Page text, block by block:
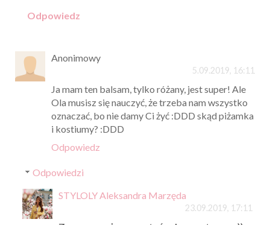
Odpowiedz
Anonimowy
5.09.2019, 16:11
Ja mam ten balsam, tylko różany, jest super! Ale
Ola musisz się nauczyć, że trzeba nam wszystko
oznaczać, bo nie damy Ci żyć :DDD skąd piżamka
i kostiumy? :DDD
Odpowiedz
Odpowiedzi
STYLOLY Aleksandra Marzęda
23.09.2019, 17:11